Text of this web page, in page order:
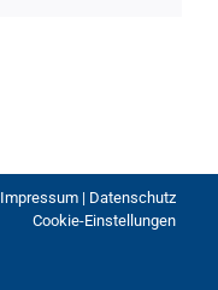
Impressum | Datenschutz
Cookie-Einstellungen